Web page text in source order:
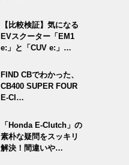
【比較検証】気になる
EVスクーター「EM1
e:」と「CUV e:」…
FIND CBでわかった、
CB400 SUPER FOUR
E-Cl…
「Honda E-Clutch」の
素朴な疑問をスッキリ
解決！間違いや…